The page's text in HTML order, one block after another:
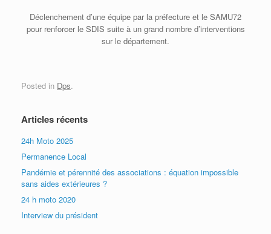
Déclenchement d’une équipe par la préfecture et le SAMU72
pour renforcer le SDIS suite à un grand nombre d’interventions
sur le département.
Posted in Dps.
Articles récents
24h Moto 2025
Permanence Local
Pandémie et pérennité des associations : équation impossible
sans aides extérieures ?
24 h moto 2020
Interview du président